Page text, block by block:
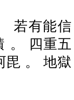
若有能信
。 四重五
毘 。 地獄